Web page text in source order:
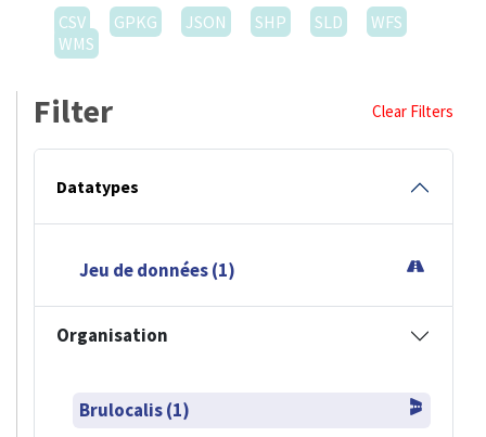
CSV
GPKG JSON SHP SLD
WFS
WMS
Filter Clear Filters
Datatypes
Jeu de données (1)
Organisation
Brulocalis (1)